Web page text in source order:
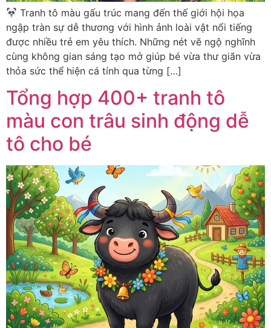
Tranh tô màu gấu trúc mang đến thế giới hội họa
ngập tràn sự dễ thương với hình ảnh loài vật nổi tiếng
được nhiều trẻ em yêu thích. Những nét vẽ ngộ nghĩnh
cùng không gian sáng tạo mở giúp bé vừa thư giãn vừa
thỏa sức thể hiện cá tính qua từng […]
Tổng hợp 400+ tranh tô
màu con trâu sinh động dễ
tô cho bé